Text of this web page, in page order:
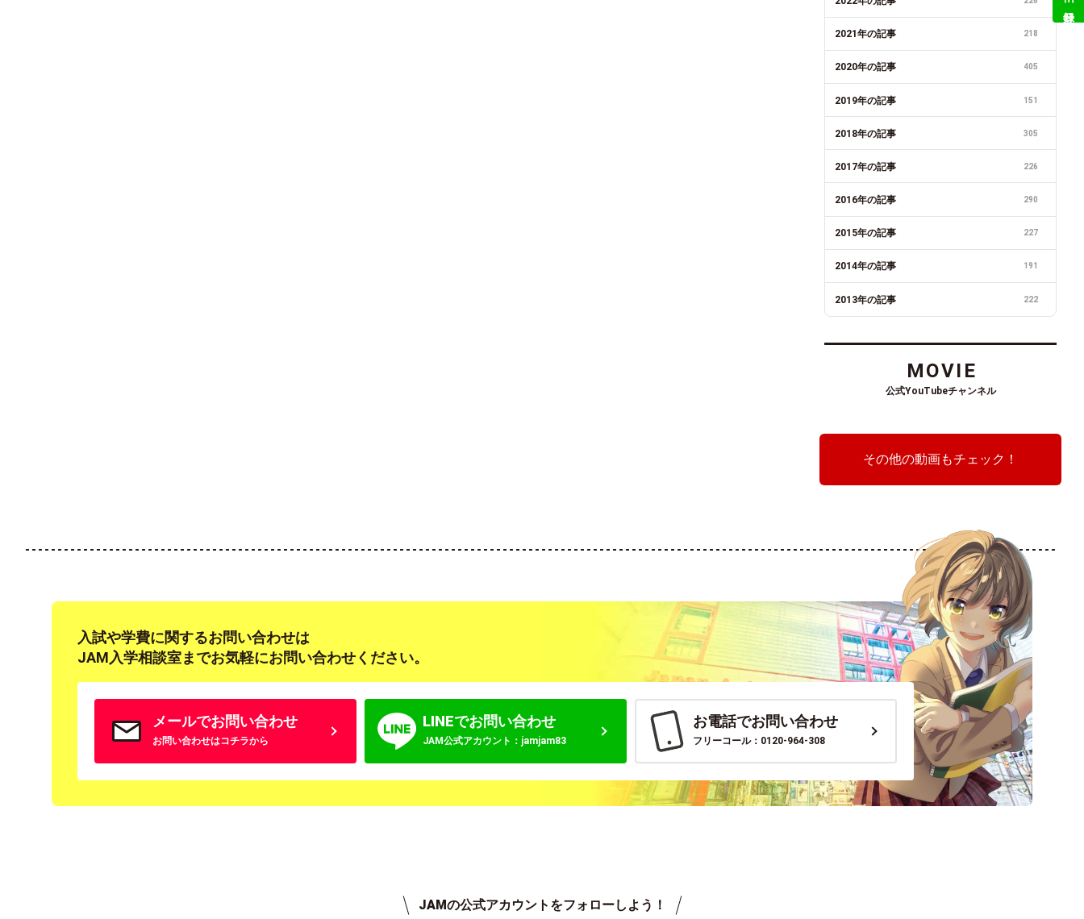
2021年の記事 218
2020年の記事 405
2019年の記事 151
2018年の記事 305
2017年の記事 226
2016年の記事 290
2015年の記事 227
2014年の記事 191
2013年の記事 222
MOVIE
公式YouTubeチャンネル
その他の動画もチェック！
入試や学費に関するお問い合わせは
JAM入学相談室までお気軽にお問い合わせください。
メールでお問い合わせ
お問い合わせはコチラから
LINEでお問い合わせ
JAM公式アカウント：jamjam83
お電話でお問い合わせ
フリーコール：0120-964-308
JAMの公式アカウントをフォローしよう！